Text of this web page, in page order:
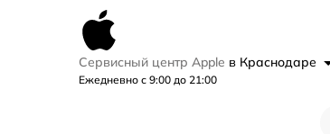
Сервисный центр Apple в Краснодаре
Ежедневно с 9:00 до 21:00